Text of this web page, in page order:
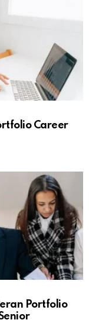
Career
Portfolio